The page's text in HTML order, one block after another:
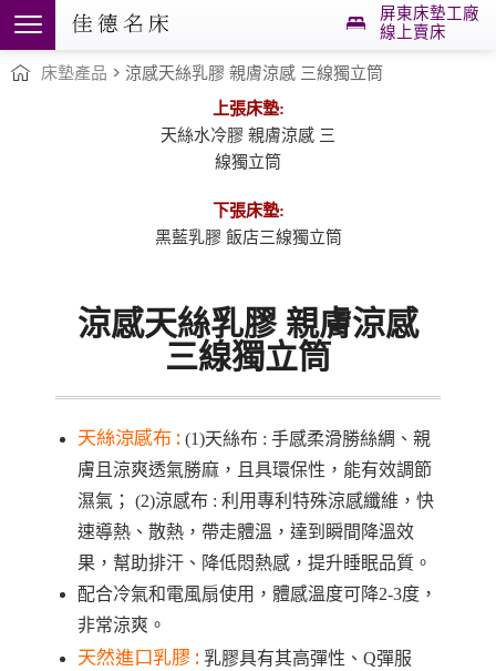
床墊產品 > 涼感天絲乳膠 親膚涼感 三線獨立筒
上張床墊:
天絲水冷膠 親膚涼感 三
線獨立筒
下張床墊:
黑藍乳膠 飯店三線獨立筒
涼感天絲乳膠 親膚涼感
三線獨立筒
天絲涼感布 : (1)天絲布 : 手感柔滑勝絲綢、親
膚且涼爽透氣勝麻，且具環保性 ，能有效調節
濕氣； (2)涼感布 : 利用專利特殊涼感纖維，快
速導熱、散熱，帶走體溫，達到瞬間降溫效
果，幫助排汗、降低悶熱感，提升睡眠品質。
配合冷氣和電風扇使用，體感溫度可降2-3度，
非常涼爽。
天然進口乳膠 : 乳膠具有其高彈性、Q彈服
屏東床墊工廠
線上賣床